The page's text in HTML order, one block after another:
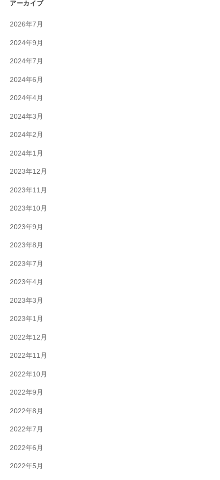
アーカイブ
2026年7月
2024年9月
2024年7月
2024年6月
2024年4月
2024年3月
2024年2月
2024年1月
2023年12月
2023年11月
2023年10月
2023年9月
2023年8月
2023年7月
2023年4月
2023年3月
2023年1月
2022年12月
2022年11月
2022年10月
2022年9月
2022年8月
2022年7月
2022年6月
2022年5月